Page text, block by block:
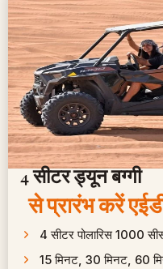
4 सीटर ड्यून बग्गी
से प्रारंभ करें
4 सीटर पोलारिस 1000
15 मिनट, 30 मिनट, 60